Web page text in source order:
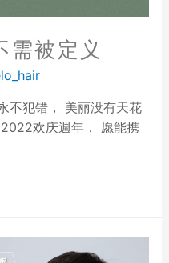
需被定义
不犯错， 美丽没有天花
欢庆週年， 愿能携